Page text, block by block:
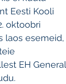
Eesti Kooli
oktoobri
laos esemeid,
EH General